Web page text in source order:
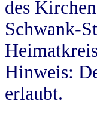
des
Schwank-
Hinweis:
erlaubt.